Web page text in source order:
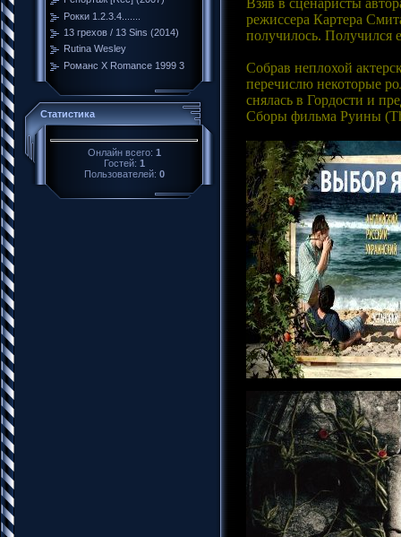
Рокки 1.2.3.4.......
13 грехов / 13 Sins (2014)
Rutina Wesley
Романс Х Romance 1999 3
Статистика
Онлайн всего: 1
Гостей: 1
Пользователей: 0
режиссера Картера
получилось. Получился
Собрав неплохой
перечислю некоторые
снялась в Гордости и
Сборы фильма Руины